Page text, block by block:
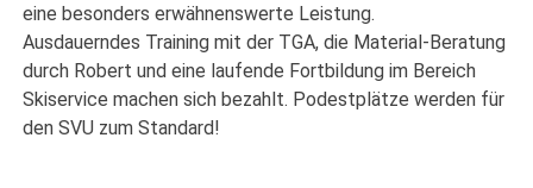
eine besonders erwähnenswerte Leistung.
Ausdauerndes Training mit der TGA, die Material-Beratung
durch Robert und eine laufende Fortbildung im Bereich
Skiservice machen sich bezahlt. Podestplätze werden für
den SVU zum Standard!